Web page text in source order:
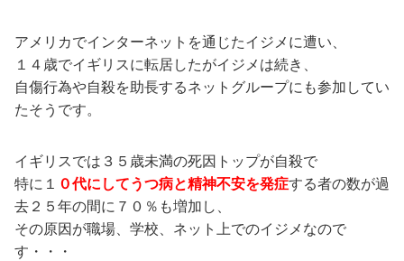
アメリカでインターネットを通じたイジメに遭い、
１４歳でイギリスに転居したがイジメは続き、
自傷行為や自殺を助長するネットグループにも参加してい
たそうです。
イギリスでは３５歳未満の死因トップが自殺で
特に１ ０代にしてうつ病と精神不安を発症する者の数が過
去２５年の間に７０％も増加し、
その原因が職場、学校、ネット上でのイジメなので
す・・・